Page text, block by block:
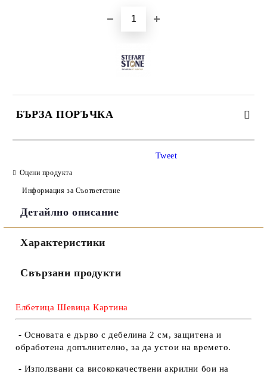
БЪРЗА ПОРЪЧКА
Ние ще се свържем с вас в рамките на работния ден.
Tweet
Оцени продукта
Информация за Съответствие
Детайлно описание
Характеристики
Свързани продукти
Елбетица Шевица Картина
- Основата е дърво с дебелина 2 см, защитена и
обработена допълнително, за да устои на времето.
- Използвани са висококачествени акрилни бои на